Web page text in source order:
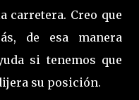
carretera. Creo que
de esa manera
si tenemos que
su posición.